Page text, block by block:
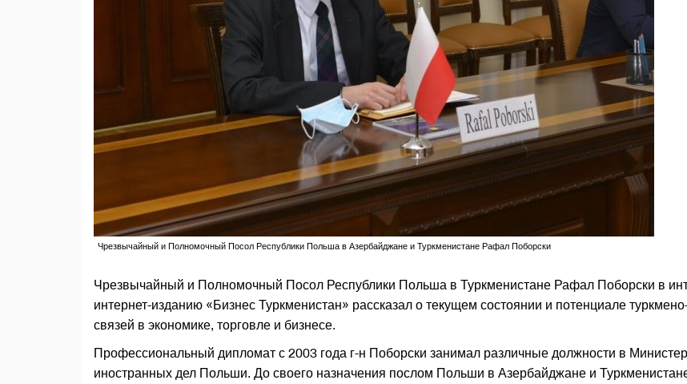
Чрезвычайный и Полномочный Посол Республики Польша в Азербайджане и Туркменистане Рафал Поборски
Чрезвычайный и Полномочный Посол Республики Польша в Туркменистане Рафал Поборски в
интернет-изданию «Бизнес Туркменистан» рассказал о текущем состоянии и потенциале
связей в экономике, торговле и бизнесе.
Профессиональный дипломат с 2003 года г-н Поборски занимал различные должности в
иностранных дел Польши. До своего назначения послом Польши в Азербайджане и